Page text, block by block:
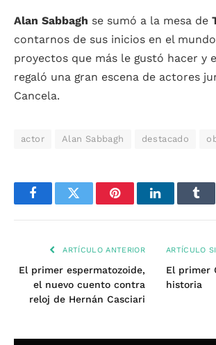
Alan Sabbagh se sumó a la mesa de
contarnos de sus inicios en el
proyectos que más le gustó hacer y
regaló una gran escena de actores
Cancela.
actor Alan Sabbagh destacado
FacebookTwitter PinterestLinkedIn
ARTÍCULO ANTERIOR
El primer espermatozoide,
el nuevo cuento contra
reloj de Hernán Casciari
ARTÍCULO
El primer
historia